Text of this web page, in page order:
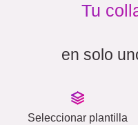
Tu
en solo
Seleccionar plantilla